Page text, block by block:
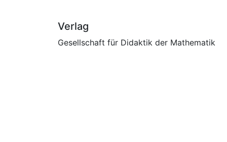
Verlag
Gesellschaft für Didaktik der Mathematik